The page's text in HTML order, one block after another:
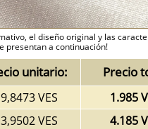
el diseño original y las
presentan a continuación!
unitario: Precio
VES
1.985
VES
4.185